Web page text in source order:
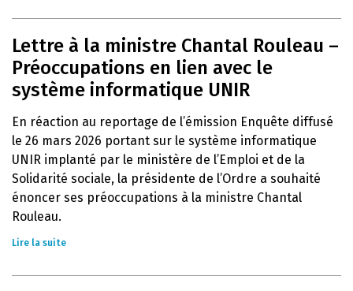
Lettre à la ministre Chantal Rouleau –
Préoccupations en lien avec le
système informatique UNIR
En réaction au reportage de l’émission Enquête diffusé
le 26 mars 2026 portant sur le système informatique
UNIR implanté par le ministère de l’Emploi et de la
Solidarité sociale, la présidente de l’Ordre a souhaité
énoncer ses préoccupations à la ministre Chantal
Rouleau.
Lire la suite